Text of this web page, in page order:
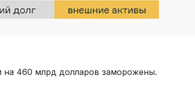
на 460 млрд долларов заморожены.